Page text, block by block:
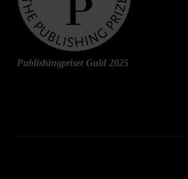
Publishingpriset Guld 2025